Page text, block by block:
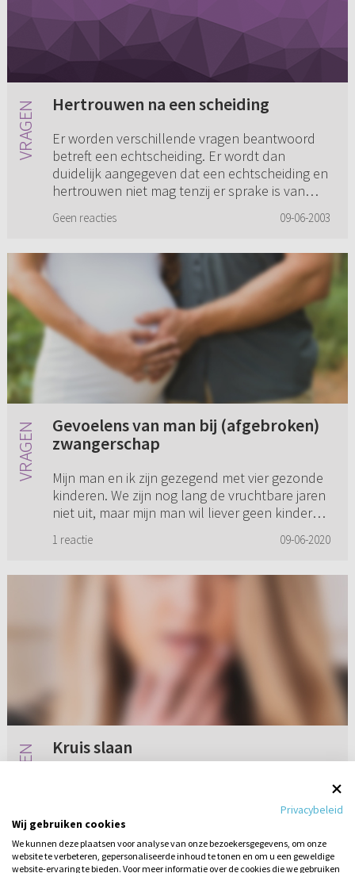
Hertrouwen na een scheiding
Er worden verschillende vragen beantwoord
betreft een echtscheiding. Er wordt dan
duidelijk aangegeven dat een echtscheiding en
hertrouwen niet mag tenzij er sprake is van
Geen reacties 09-06-2003
Gevoelens van man bij (afgebroken)
zwangerschap
Mijn man en ik zijn gezegend met vier gezonde
kinderen. We zijn nog lang de vruchtbare jaren
niet uit, maar mijn man wil liever geen kinderen
gevoeld bij e...
1 reactie 09-06-2020
Kruis slaan
parkbankje in een pretpark. We wachten even
tot we verder kunnen lopen. Er komt een gezin
aangelopen, een moe...
Geen reacties 09-06-2020
Privacybeleid
Wij gebruiken cookies
We kunnen deze plaatsen voor analyse van onze bezoekersgegevens, om onze
website te verbeteren, gepersonaliseerde inhoud te tonen en om u een geweldige
website-ervaring te bieden. Voor meer informatie over de cookies die we gebruiken